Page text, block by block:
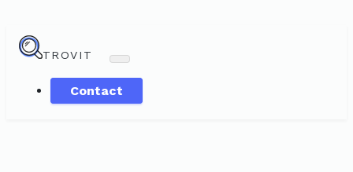
TROVIT
Contact